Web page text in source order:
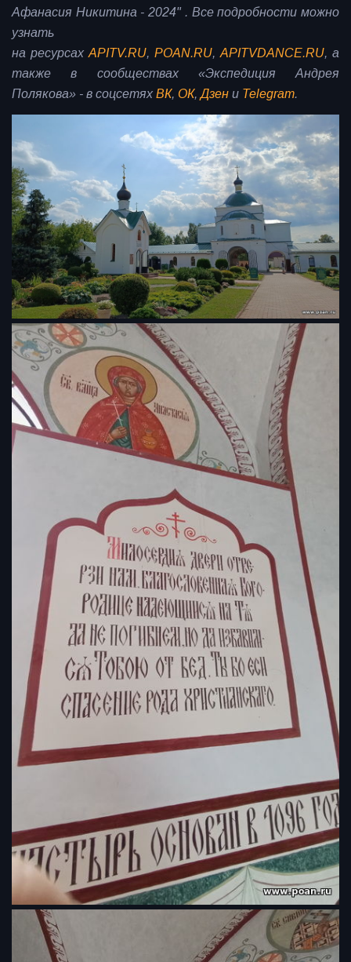
Афанасия Никитина - 2024" . Все подробности можно
узнать
на ресурсах APITV.RU, POAN.RU, APITVDANCE.RU, а
такжев сообществах «Экспедиция Андрея
Полякова» - в соцсетях ВК, ОК, Дзен и Telegram.